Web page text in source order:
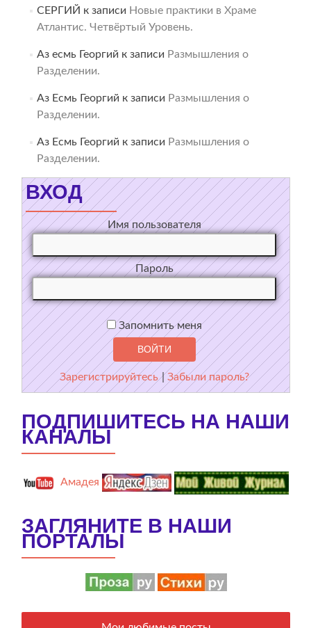
СЕРГИЙ к записи Новые практики в Храме
Атлантис. Четвёртый Уровень.
Аз есмь Георгий к записи Размышления о
Разделении.
Аз Есмь Георгий к записи Размышления о
Разделении.
Аз Есмь Георгий к записи Размышления о
Разделении.
ВХОД
Имя пользователя
Пароль
Запомнить меня
Зарегистрируйтесь |Забыли пароль?
ПОДПИШИТЕСЬ НА НАШИ
КАНАЛЫ
Амадея
ЗАГЛЯНИТЕ В НАШИ
ПОРТАЛЫ